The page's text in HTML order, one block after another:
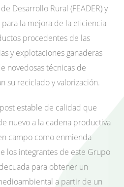
Desarrollo Rural (FEADER) y
la mejora de la eficiencia
procedentes de las
y explotaciones ganaderas
novedosas técnicas de
su reciclado y valorización.
estable de calidad que
nuevo a la cadena productiva
campo como enmienda
los integrantes de este Grupo
para obtener un
a partir de un